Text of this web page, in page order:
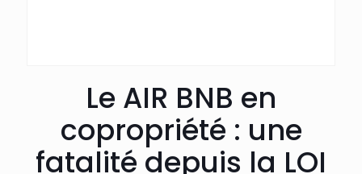
Le AIR BNB en
copropriété : une
fatalité depuis la LOI